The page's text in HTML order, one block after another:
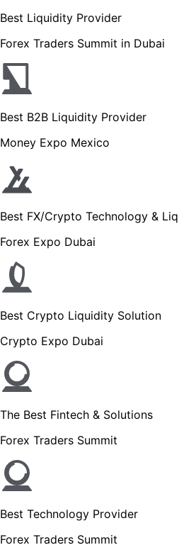
Best Liquidity Provider
Forex Traders Summit in Dubai
Best B2B Liquidity Provider
Money Expo Mexico
Best FX/Crypto Technology &
Forex Expo Dubai
Best Crypto Liquidity Solution
Crypto Expo Dubai
The Best Fintech & Solutions
Forex Traders Summit
Best Technology Provider
Forex Traders Summit